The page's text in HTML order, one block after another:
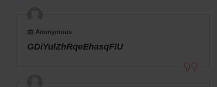
由 Anonymous
GDiYulZhRqeEhasqFlU